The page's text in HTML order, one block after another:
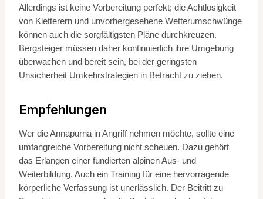
Allerdings ist keine Vorbereitung perfekt; die Achtlosigkeit
von Kletterern und unvorhergesehene Wetterumschwünge
können auch die sorgfältigsten Pläne durchkreuzen.
Bergsteiger müssen daher kontinuierlich ihre Umgebung
überwachen und bereit sein, bei der geringsten
Unsicherheit Umkehrstrategien in Betracht zu ziehen.
Empfehlungen
Wer die Annapurna in Angriff nehmen möchte, sollte eine
umfangreiche Vorbereitung nicht scheuen. Dazu gehört
das Erlangen einer fundierten alpinen Aus- und
Weiterbildung. Auch ein Training für eine hervorragende
körperliche Verfassung ist unerlässlich. Der Beitritt zu